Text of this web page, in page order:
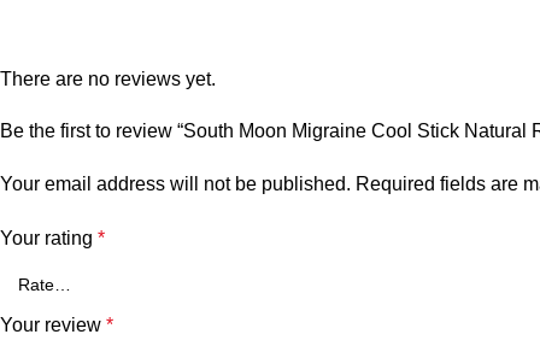
There are no reviews yet.
Be the first to review “South Moon Migraine Cool Stick Natural
Your email address will not be published. Required fields are
Your rating *
Your review *